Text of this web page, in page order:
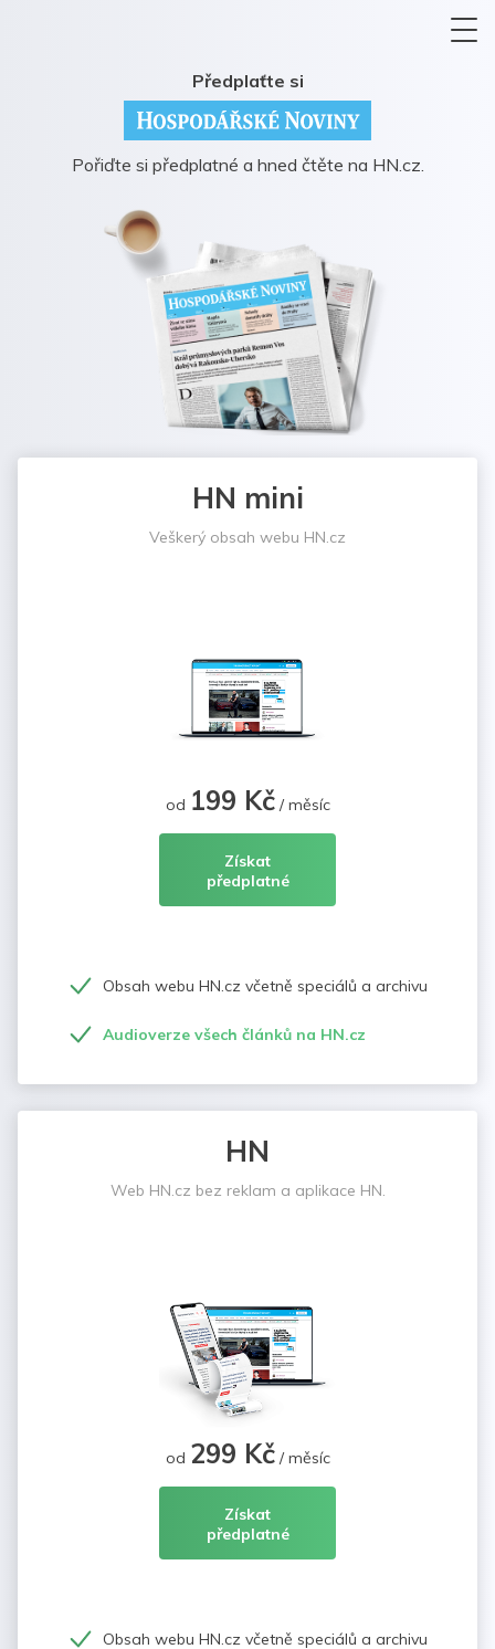
Předplaťte si
Pořiďte si předplatné a hned čtěte na HN.cz.
HN mini
Veškerý obsah webu HN.cz
od 199 Kč/ měsíc
Získat
předplatné
Obsah webu HN.cz včetně speciálů a archivu
Audioverze všech článků na HN.cz
HN
Web HN.cz bez reklam a aplikace HN.
od 299 Kč/ měsíc
Získat
předplatné
Obsah webu HN.cz včetně speciálů a archivu